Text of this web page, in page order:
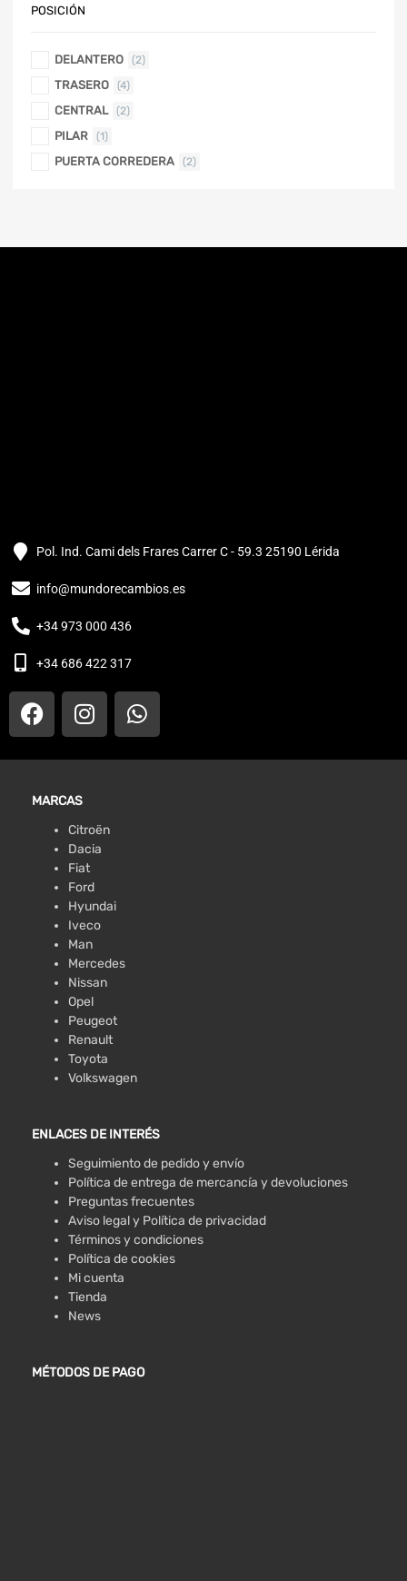
POSICIÓN
DELANTERO (2)
TRASERO (4)
CENTRAL (2)
PILAR (1)
PUERTA CORREDERA (2)
Pol. Ind. Cami dels Frares Carrer C - 59.3 25190 Lérida
info@mundorecambios.es
+34 973 000 436
+34 686 422 317
MARCAS
Citroën
Dacia
Fiat
Ford
Hyundai
Iveco
Man
Mercedes
Nissan
Opel
Peugeot
Renault
Toyota
Volkswagen
ENLACES DE INTERÉS
Seguimiento de pedido y envío
Política de entrega de mercancía y devoluciones
Preguntas frecuentes
Aviso legal y Política de privacidad
Términos y condiciones
Política de cookies
Mi cuenta
Tienda
News
MÉTODOS DE PAGO